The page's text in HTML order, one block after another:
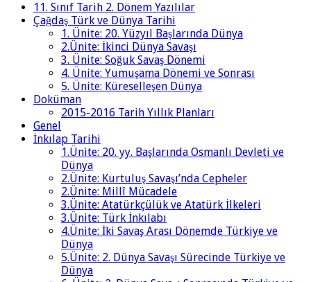
11. Sınıf Tarih 2. Dönem Yazılılar
Çağdaş Türk ve Dünya Tarihi
1. Ünite: 20. Yüzyıl Başlarında Dünya
2.Ünite: İkinci Dünya Savaşı
3. Ünite: Soğuk Savaş Dönemi
4. Ünite: Yumuşama Dönemi ve Sonrası
5. Ünite: Küreselleşen Dünya
Doküman
2015-2016 Tarih Yıllık Planları
Genel
İnkılap Tarihi
1.Ünite: 20. yy. Başlarında Osmanlı Devleti ve
Dünya
2.Ünite: Kurtuluş Savaşı’nda Cepheler
2.Ünite: Millî Mücadele
3.Ünite: Atatürkçülük ve Atatürk İlkeleri
3.Ünite: Türk İnkılabı
4.Ünite: İki Savaş Arası Dönemde Türkiye ve
Dünya
5.Ünite: 2. Dünya Savaşı Sürecinde Türkiye ve
Dünya